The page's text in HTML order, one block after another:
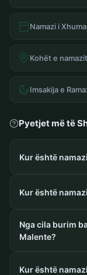
Namazi i
Kohët e
Imsakija e
Pyetjet më të
Kur është
Kur është
Nga cila burim
Malente?
Kur është